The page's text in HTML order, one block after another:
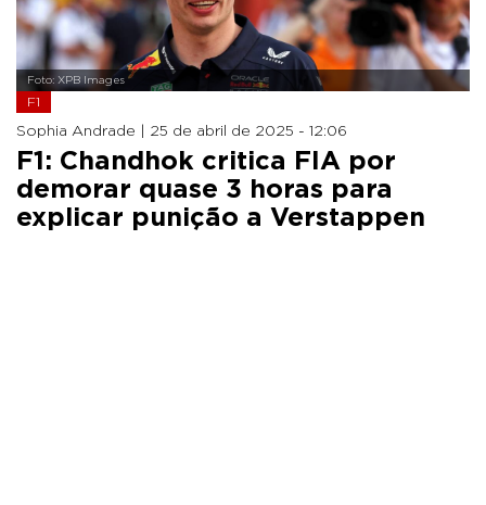
Foto: XPB Images
F1
Sophia Andrade | 25 de abril de 2025 - 12:06
F1: Chandhok critica FIA por
demorar quase 3 horas para
explicar punição a Verstappen